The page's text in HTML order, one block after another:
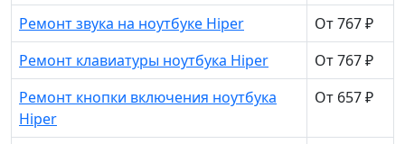
Ремонт звука на ноутбуке Hiper
От 767 ₽
Ремонт клавиатуры ноутбука Hiper
От 767 ₽
Ремонт кнопки включения ноутбука
Hiper
От 657 ₽